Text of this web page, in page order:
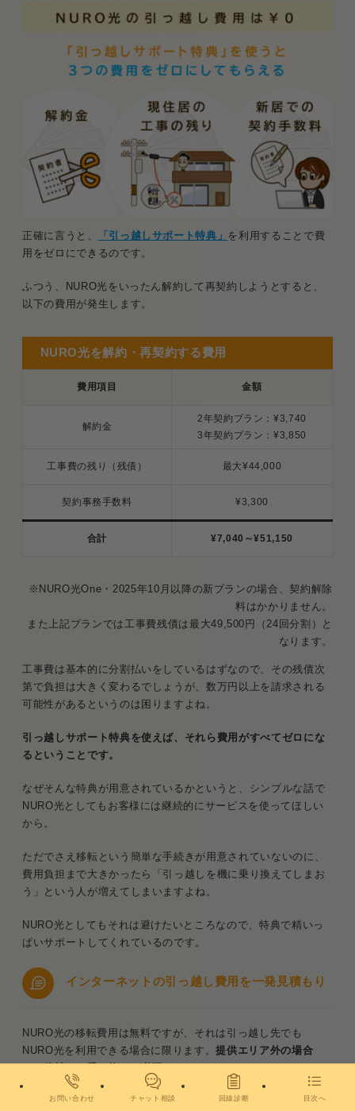
正確に言うと、 「引っ越しサポート特典」 を利用することで費
用をゼロにできるのです。
ふつう、NURO光をいったん解約して再契約しようとすると、
以下の費用が発生します。
費用項目 金額
解約金
2年契約プラン：¥3,740
3年契約プラン：¥3,850
工事費の残り（残債） 最大¥44,000
契約事務手数料 ¥3,300
合計 ¥7,040～¥51,150
NURO光を解約・再契約する費用
※NURO光One・2025年10月以降の新プランの場合、契約解除
料はかかりません。
また上記プランでは工事費残債は最大49,500円（24回分割）と
なります。
工事費は基本的に分割払いをしているはずなので、その残債次
第で負担は大きく変わるでしょうが、数万円以上を請求される
可能性があるというのは困りますよね。
引っ越しサポート特典を使えば、それら費用がすべてゼロにな
るということです。
なぜそんな特典が用意されているかというと、シンプルな話で
NURO光としてもお客様には継続的にサービスを使ってほしい
から。
ただでさえ移転という簡単な手続きが用意されていないのに、
費用負担まで大きかったら「引っ越しを機に乗り換えてしまお
う」という人が増えてしまいますよね。
NURO光としてもそれは避けたいところなので、特典で精いっ
ぱいサポートしてくれているのです。
インターネットの引っ越し費用を一発見積もり
NURO光の移転費用は無料ですが、それは引っ越し先でも
NURO光を利用できる場合に限ります。提供エリア外の場合
は、他社への乗り換えが必要です。
「乗り換えると、引っ越し費用はいくらかかる？」 と気になる
お問い合わせ チャット相談 回線診断 目次へ